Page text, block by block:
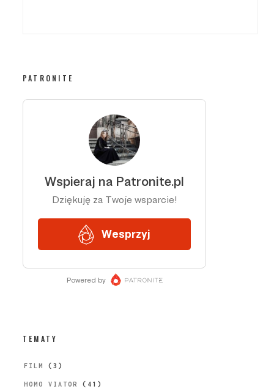
PATRONITE
TEMATY
FILM (3)
HOMO VIATOR (41)